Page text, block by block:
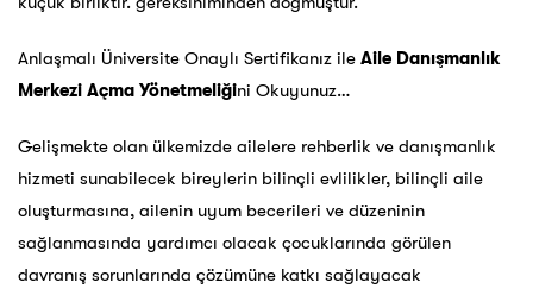
Anlaşmalı Üniversite Onaylı Sertifikanız ile Aile Danışmanlık
Merkezi Açma Yönetmeliğini Okuyunuz…
Gelişmekte olan ülkemizde ailelere rehberlik ve danışmanlık
hizmeti sunabilecek bireylerin bilinçli evlilikler, bilinçli aile
oluşturmasına, ailenin uyum becerileri ve düzeninin
sağlanmasında yardımcı olacak çocuklarında görülen
davranış sorunlarında çözümüne katkı sağlayacak